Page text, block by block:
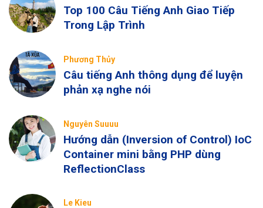
Top 100 Câu Tiếng Anh Giao Tiếp
Trong Lập Trình
Phương Thủy
Câu tiếng Anh thông dụng để luyện
phản xạ nghe nói
Nguyên Suuuu
Hướng dẫn (Inversion of Control) IoC
Container mini bằng PHP dùng
ReflectionClass
Le Kieu